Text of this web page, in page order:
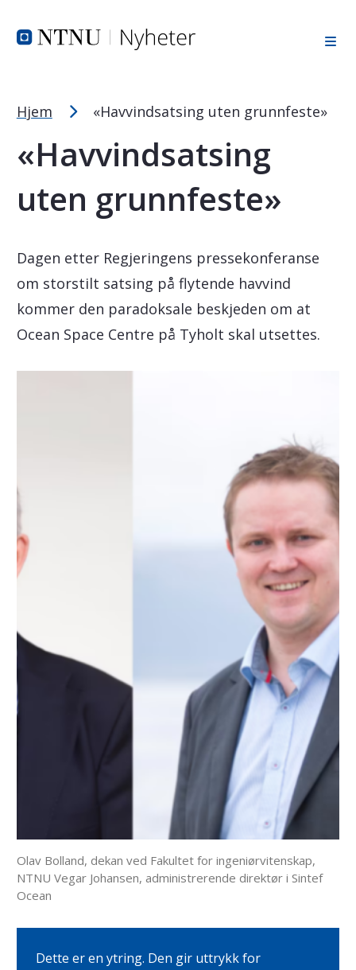
PC: Press ned CTRL og klikk på + (pluss) for å forstørre
Hjem «Havvindsatsing uten grunnfeste»
«Havvindsatsing
uten grunnfeste»
Dagen etter Regjeringens pressekonferanse
om storstilt satsing på flytende havvind
kommer den paradoksale beskjeden om at
Ocean Space Centre på Tyholt skal utsettes.
Olav Bolland, dekan ved Fakultet for ingeniørvitenskap,
NTNU Vegar Johansen, administrerende direktør i Sintef
Ocean
Dette er en ytring. Den gir uttrykk for